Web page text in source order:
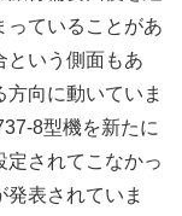
っていることがあ
という側面もあ
向に動いていま
8型機を新たに
定されてこなかっ
表されていま